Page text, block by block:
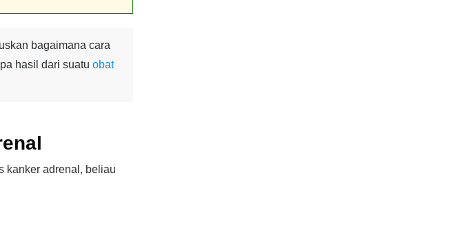
bagaimana cara
hasil dari suatu obat
kanker adrenal, beliau